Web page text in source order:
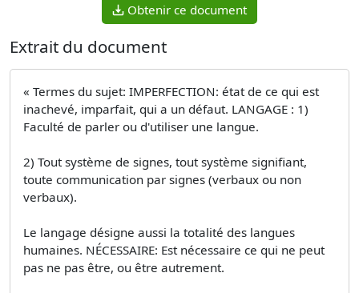
Obtenir ce document
Extrait du document
« Termes du sujet: IMPERFECTION: état de ce qui est
inachevé, imparfait, qui a un défaut. LANGAGE : 1)
Faculté de parler ou d'utiliser une langue.
2) Tout système de signes, tout système signifiant,
toute communication par signes (verbaux ou non
verbaux).
Le langage désigne aussi la totalité des langues
humaines. NÉCESSAIRE: Est nécessaire ce qui ne peut
pas ne pas être, ou être autrement.